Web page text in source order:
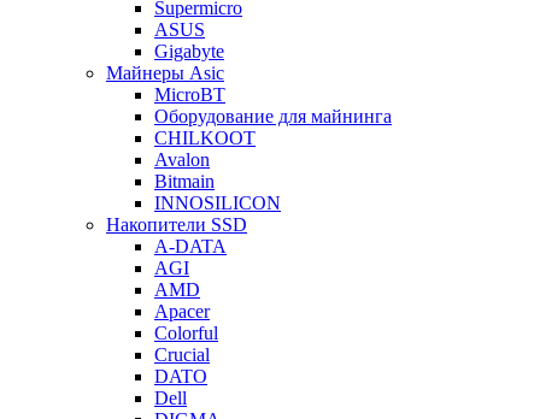
Supermicro
ASUS
Gigabyte
Майнеры Asic
MicroBT
Оборудование для майнинга
CHILKOOT
Avalon
Bitmain
INNOSILICON
Накопители SSD
A-DATA
AGI
AMD
Apacer
Colorful
Crucial
DATO
Dell